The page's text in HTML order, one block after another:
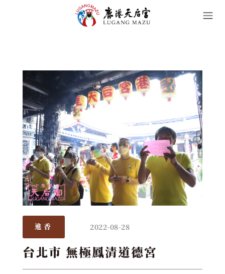
進香 2022-08-28
台北市 無極鳳清道德宮